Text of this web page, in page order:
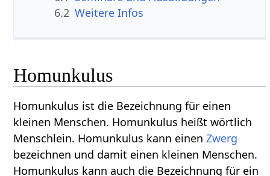
6.2 Weitere Infos
Homunkulus
Homunkulus ist die Bezeichnung für einen
kleinen Menschen. Homunkulus heißt wörtlich
Menschlein. Homunkulus kann einenZwerg
bezeichnen und damit einen kleinen Menschen.
Homunkulus kann auch die Bezeichnung für ein